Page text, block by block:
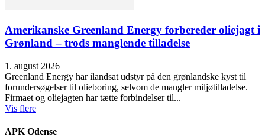
Amerikanske Greenland Energy forbereder oliejagt i
Grønland – trods manglende tilladelse
1. august 2026
Greenland Energy har ilandsat udstyr på den grønlandske kyst til
forundersøgelser til olieboring, selvom de mangler miljøtilladelse.
Firmaet og oliejagten har tætte forbindelser til...
Vis flere
APK Odense